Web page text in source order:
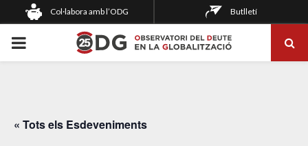
Col·labora amb l’ODG Butlletí
PRIMARY
« Tots els Esdeveniments